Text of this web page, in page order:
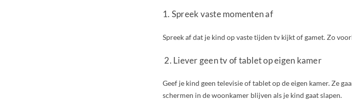
1. Spreek vaste momenten af
Spreek af dat je kind op vaste tijden tv kijkt of gamet. Zo
2. Liever geen tv of tablet op eigen kamer
Geef je kind geen televisie of tablet op de eigen kamer. Ze
schermen in de woonkamer blijven als je kind gaat slapen.